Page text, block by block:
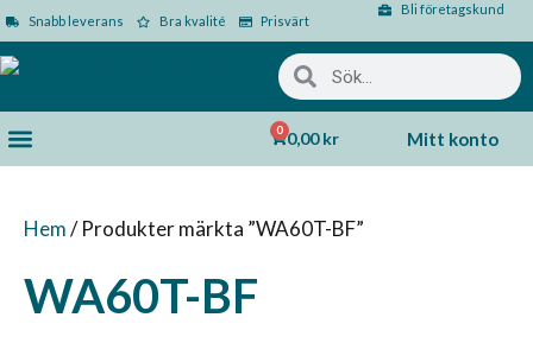
Snabb leverans Bra kvalité Prisvärt
Bli företagskund
0,00kr
0 Mitt konto
Hem/ Produkter märkta ”WA60T-BF”
WA60T-BF